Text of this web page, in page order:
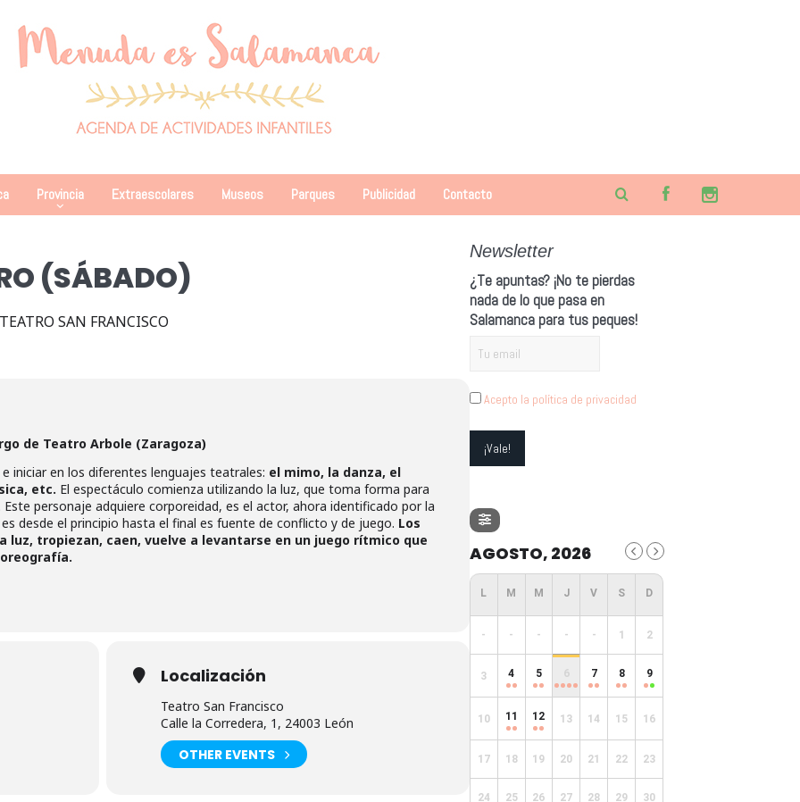
Provincia Extraescolares Museos Parques Publicidad Contacto
(SÁBADO)
SAN FRANCISCO
de Teatro Arbole (Zaragoza)
iniciar en los diferentes lenguajes teatrales: el mimo, la danza, el
etc. El espectáculo comienza utilizando la luz, que toma forma para
personaje adquiere corporeidad, es el actor, ahora identificado por la
desde el principio hasta el final es fuente de conflicto y de juego. Los
luz, tropiezan, caen, vuelve a levantarse en un juego rítmico que
Localización
Teatro San Francisco
Calle la Corredera, 1, 24003 León
OTHER EVENTS
Newsletter
¿Te apuntas? ¡No te pierdas
nada de lo que pasa en
Salamanca para tus peques!
Acepto la política de privacidad
AGOSTO, 2026
- - - - - 1 2
3 4 5 6 7 8 9
10 11 12 13 14 15 16
17 18 19 20 21 22 23
24 25 26 27 28 29 30